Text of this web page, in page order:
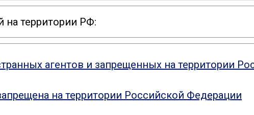
на территории РФ:
агентов и запрещенных на территории
на территории Российской Федерации